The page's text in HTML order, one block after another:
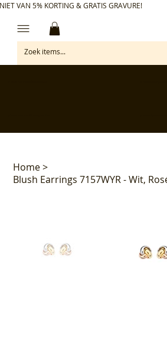
VAN 5% KORTING & GRATIS GRAVURE!
Home>